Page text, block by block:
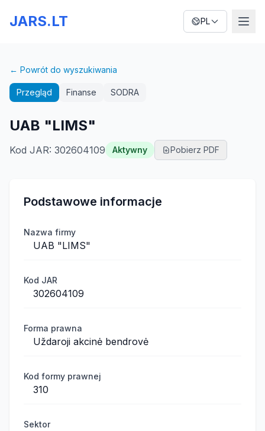
JARS.LT PL
← Powrót do wyszukiwania
Przegląd Finanse SODRA
UAB "LIMS"
Kod JAR: 302604109 Aktywny Pobierz PDF
Podstawowe informacje
Nazwa firmy
UAB "LIMS"
Kod JAR
302604109
Forma prawna
Uždaroji akcinė bendrovė
Kod formy prawnej
310
Sektor